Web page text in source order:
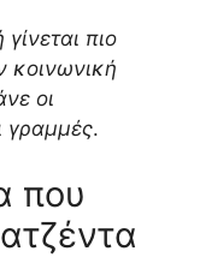
γίνεται πιο
κοινωνική
οι
γραμμές.
που